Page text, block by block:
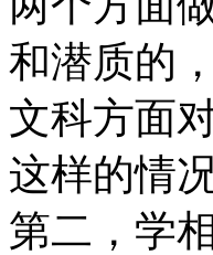
和潜质的
文科方面
这样的情
第二，学